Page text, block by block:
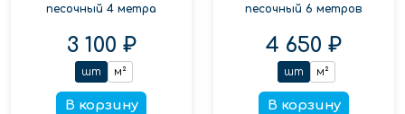
песочный 4 метра
3 100 ₽
шт м²
В корзину
песочный 6 метров
4 650 ₽
шт м²
В корзину